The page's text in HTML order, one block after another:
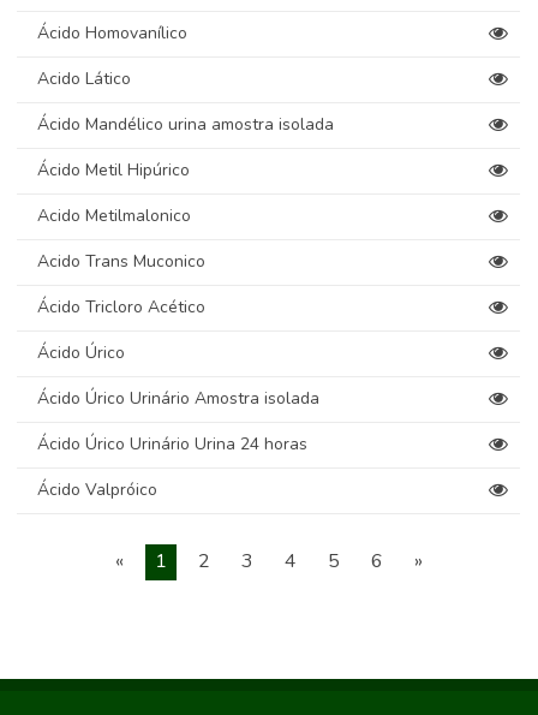
Ácido Homovanílico
Acido Lático
Ácido Mandélico urina amostra isolada
Ácido Metil Hipúrico
Acido Metilmalonico
Acido Trans Muconico
Ácido Tricloro Acético
Ácido Úrico
Ácido Úrico Urinário Amostra isolada
Ácido Úrico Urinário Urina 24 horas
Ácido Valpróico
« 1 2 3 4 5 6 »